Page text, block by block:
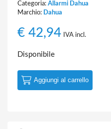
Categoria: Allarmi Dahua
Marchio: Dahua
€ 42,94 IVA incl.
Disponibile
Aggiungi al carrello